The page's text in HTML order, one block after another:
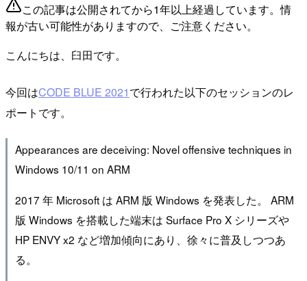
この記事は公開されてから1年以上経過しています。情
報が古い可能性がありますので、ご注意ください。
こんにちは、臼田です。
今回はCODE BLUE 2021で行われた以下のセッションのレ
ポートです。
Appearances are deceiving: Novel offensive techniques in
Windows 10/11 on ARM
2017 年 Microsoft は ARM 版 Windows を発表した。 ARM
版 Windows を搭載した端末は Surface Pro X シリーズや
HP ENVY x2 など増加傾向にあり、徐々に普及しつつあ
る。